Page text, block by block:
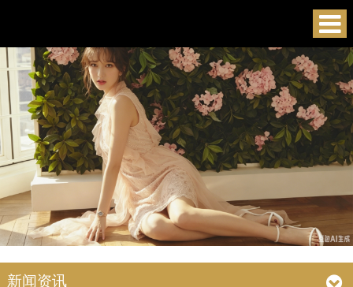
新闻资讯